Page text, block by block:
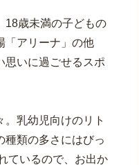
18歳未満の子どもの
「アリーナ」の他
思いに過ごせるスポ
乳幼児向けのリト
種類の多さにはびっ
ているので、お出か